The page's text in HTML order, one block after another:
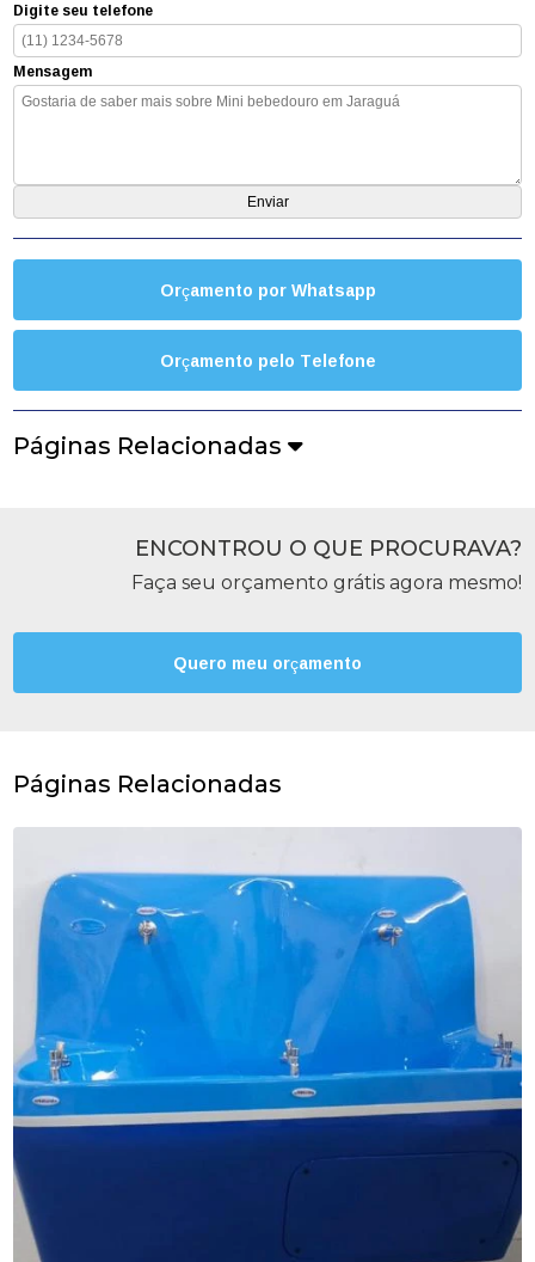
Digite seu telefone
Mensagem
Orçamento por Whatsapp
Orçamento pelo Telefone
Páginas Relacionadas
ENCONTROU O QUE PROCURAVA?
Faça seu orçamento grátis agora mesmo!
Quero meu orçamento
Páginas Relacionadas